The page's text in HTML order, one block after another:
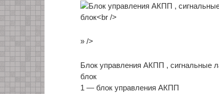
» />
Блок управления АКПП , сигнальные
блок
1 — блок управления АКПП